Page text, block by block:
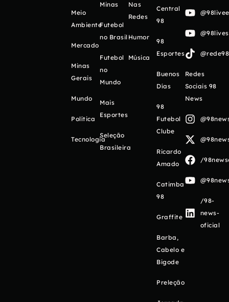
Meio
Ambiente
Mercado
Minas
Gerais
Mundo
Política
Tecnologia
Minas
Futebol
no Brasil
Futebol
no
Mundo
Mais
Esportes
Seleção
Brasileira
Nas
Redes
Humor
Música
Central
98
98
Esportes
Buenos
Días
98
Futebol
Clube
Ricardo
Amado
Catimba
98
Graffite
Barba,
Cabelo e
Bigode
Preleção
Redes
Sociais 98
News
/
/98-
news-
oficial